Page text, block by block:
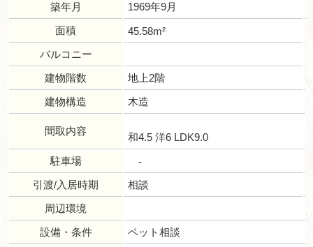
築年月
1969年9月
面積
45.58m²
バルコニー
建物階数
地上2階
建物構造
木造
間取内容
和4.5 洋6 LDK9.0
駐車場
-
引渡/入居時期
相談
周辺環境
設備・条件
ペット相談